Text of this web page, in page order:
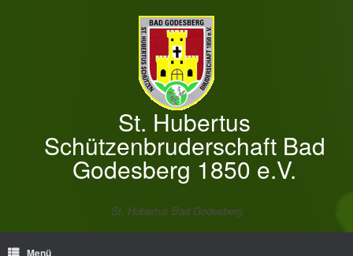
St. Hubertus
Schützenbruderschaft Bad
Godesberg 1850 e.V.
St. Hubertus Bad Godesberg
Menü